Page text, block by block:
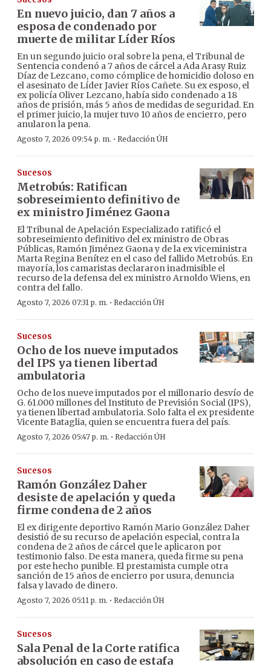
En nuevo juicio, dan 7 años a
esposa de condenado por
muerte de militar Líder Ríos
En un segundo juicio oral sobre la pena, el Tribunal de
Sentencia condenó a 7 años de cárcel a Ada Arasy Ruiz
Díaz de Lezcano, como cómplice de homicidio doloso en
el asesinato de Líder Javier Ríos Cañete. Su ex esposo, el
ex policía Oliver Lezcano, había sido condenado a 18
años de prisión, más 5 años de medidas de seguridad. En
el primer juicio, la mujer tuvo 10 años de encierro, pero
anularon la pena.
Agosto 7, 2026 09:54 p. m. · Redacción ÚH
Sucesos
Metrobús: Ratifican
sobreseimiento definitivo de
ex ministro Jiménez Gaona
El Tribunal de Apelación Especializado ratificó el
sobreseimiento definitivo del ex ministro de Obras
Públicas, Ramón Jiménez Gaona y de la ex viceministra
Marta Regina Benítez en el caso del fallido Metrobús. En
mayoría, los camaristas declararon inadmisible el
recurso de la defensa del ex ministro Arnoldo Wiens, en
contra del fallo.
Agosto 7, 2026 07:31 p. m. · Redacción ÚH
Sucesos
Ocho de los nueve imputados
del IPS ya tienen libertad
ambulatoria
Ocho de los nueve imputados por el millonario desvío de
G. 61.000 millones del Instituto de Previsión Social (IPS),
ya tienen libertad ambulatoria. Solo falta el ex presidente
Vicente Bataglia, quien se encuentra fuera del país.
Agosto 7, 2026 05:47 p. m. · Redacción ÚH
Sucesos
Ramón González Daher
desiste de apelación y queda
firme condena de 2 años
El ex dirigente deportivo Ramón Mario González Daher
desistió de su recurso de apelación especial, contra la
condena de 2 años de cárcel que le aplicaron por
testimonio falso. De esta manera, queda firme su pena
por este hecho punible. El prestamista cumple otra
sanción de 15 años de encierro por usura, denuncia
falsa y lavado de dinero.
Agosto 7, 2026 05:11 p. m. · Redacción ÚH
Sucesos
Sala Penal de la Corte ratifica
absolución en caso de estafa